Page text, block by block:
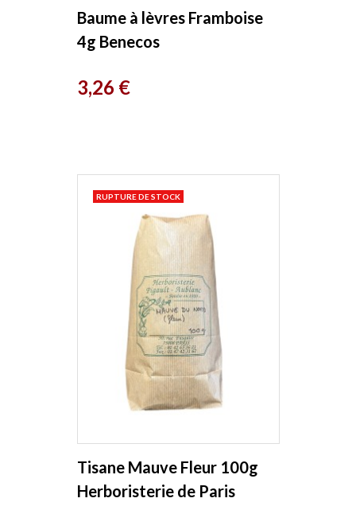
Baume à lèvres Framboise
4g Benecos
Prix
3,26 €
Tisane Mauve Fleur 100g
Herboristerie de Paris
RUPTURE DE STOCK